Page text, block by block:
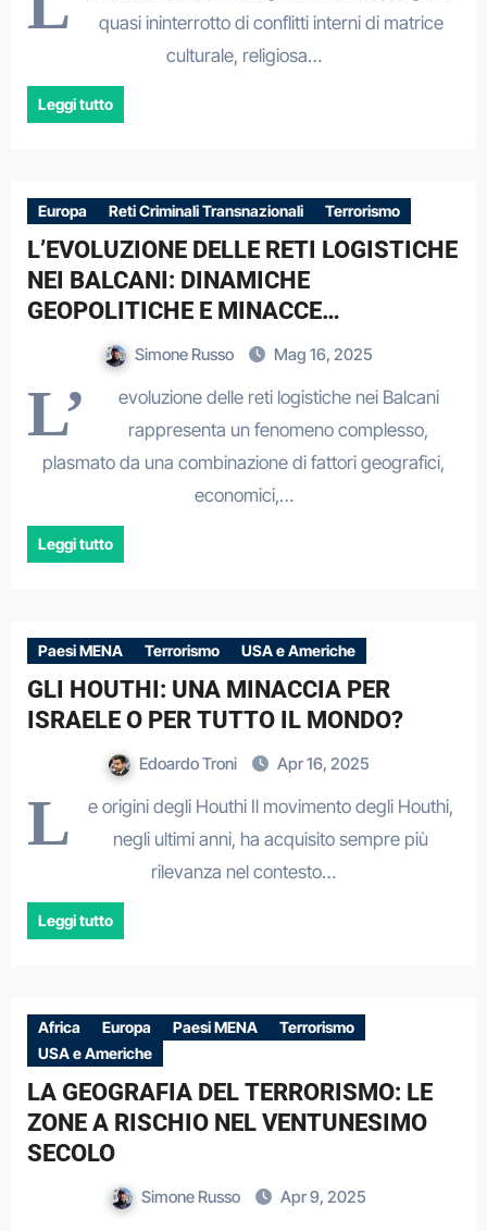
quasi ininterrotto di conflitti interni di matrice
culturale, religiosa…
Leggi tutto
Europa Reti Criminali Transnazionali Terrorismo
L’EVOLUZIONE DELLE RETI LOGISTICHE
NEI BALCANI: DINAMICHE
GEOPOLITICHE E MINACCE
TERRORISTICHE
Simone Russo Mag 16, 2025
L’
evoluzione delle reti logistiche nei Balcani
rappresenta un fenomeno complesso,
plasmato da una combinazione di fattori geografici,
economici,…
Leggi tutto
Paesi MENA Terrorismo USA e Americhe
GLI HOUTHI: UNA MINACCIA PER
ISRAELE O PER TUTTO IL MONDO?
Edoardo Troni Apr 16, 2025
L
e origini degli Houthi Il movimento degli Houthi,
negli ultimi anni, ha acquisito sempre più
rilevanza nel contesto…
Leggi tutto
Africa Europa Paesi MENA
Terrorismo
USA e Americhe
LA GEOGRAFIA DEL TERRORISMO: LE
ZONE A RISCHIO NEL VENTUNESIMO
SECOLO
Simone Russo Apr 9, 2025